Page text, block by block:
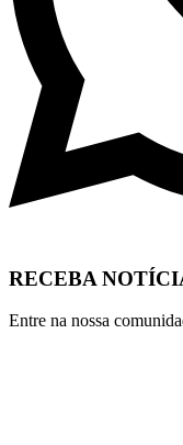
RECEBA
Entre na nossa